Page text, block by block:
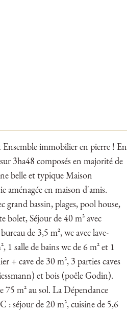
immobilier en pierre ! En
3ha48 composés en majorité de
belle et typique Maison
aménagée en maison d'amis.
grand bassin, plages, pool house,
bolet, Séjour de 40 m² avec
de 3,5 m², wc avec lave-
1 salle de bains wc de 6 m² et 1
+ cave de 30 m², 3 parties caves
et bois (poêle Godin).
75 m² au sol. La Dépendance
: séjour de 20 m², cuisine de 5,6